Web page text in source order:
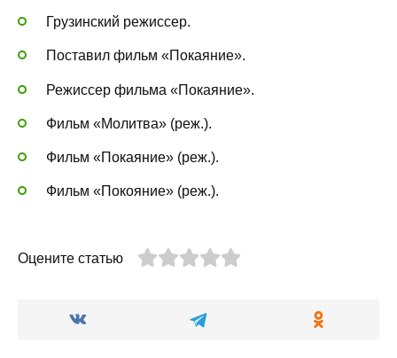
Грузинский режиссер.
Поставил фильм «Покаяние».
Режиссер фильма «Покаяние».
Фильм «Молитва» (реж.).
Фильм «Покаяние» (реж.).
Фильм «Покояние» (реж.).
Оцените статью